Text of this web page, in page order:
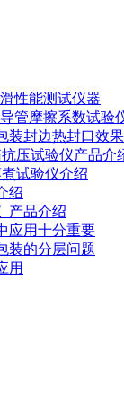
性能测试仪器
管摩擦系数试验
装封边热封口效果
压试验仪产品介
试验仪介绍
绍
产品介绍
应用十分重要
装的分层问题
用